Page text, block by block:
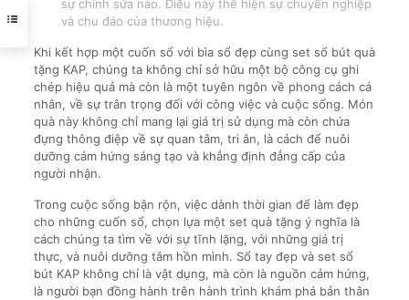
sự chỉnh sửa nào. Điều này thể hiện sự chuyên nghiệp
và chu đáo của thương hiệu.
Khi kết hợp một cuốn sổ với bìa sổ đẹp cùng set sổ bút quà
tặng KAP, chúng ta không chỉ sở hữu một bộ công cụ ghi
chép hiệu quả mà còn là một tuyên ngôn về phong cách cá
nhân, về sự trân trọng đối với công việc và cuộc sống. Món
quà này không chỉ mang lại giá trị sử dụng mà còn chứa
đựng thông điệp về sự quan tâm, tri ân, là cách để nuôi
dưỡng cảm hứng sáng tạo và khẳng định đẳng cấp của
người nhận.
Trong cuộc sống bận rộn, việc dành thời gian để làm đẹp
cho những cuốn sổ, chọn lựa một set quà tặng ý nghĩa là
cách chúng ta tìm về với sự tĩnh lặng, với những giá trị
thực, và nuôi dưỡng tâm hồn mình. Sổ tay đẹp và set sổ
bút KAP không chỉ là vật dụng, mà còn là nguồn cảm hứng,
là người bạn đồng hành trên hành trình khám phá bản thân